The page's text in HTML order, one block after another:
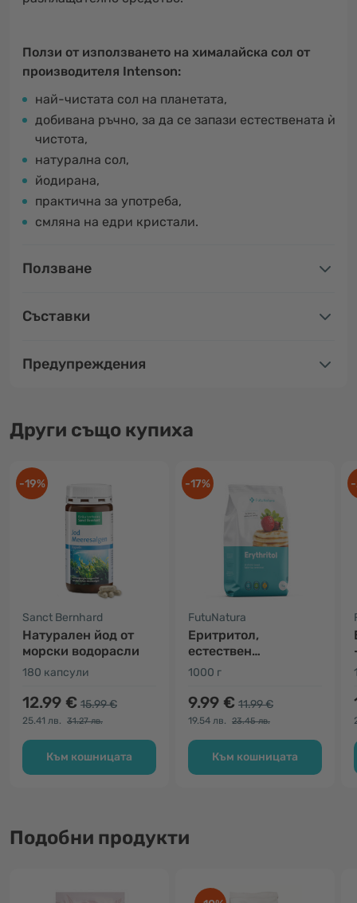
Ползи от използването на хималайска сол от
производителя Intenson:
най-чистата сол на планетата,
добивана ръчно, за да се запази естествената ѝ
чистота,
натурална сол,
йодирана,
практична за употреба,
смляна на едри кристали.
Ползване
Съставки
Предупреждения
Други също купиха
-19%
Sanct Bernhard
Натурален йод от
морски водорасли
180 капсули
12.99 € 15.99 €
25.41 лв. 31.27 лв.
Към кошницата
-17%
FutuNatura
Еритритол,
естествен
подсладител
1000 г
9.99 € 11.99 €
19.54 лв. 23.45 лв.
Към кошницата
Подобни продукти